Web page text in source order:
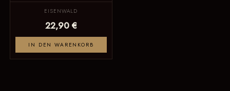
EISENWALD
22,90 €
IN DEN WARENKORB